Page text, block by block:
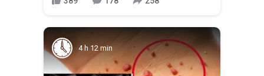
4 h 12 min